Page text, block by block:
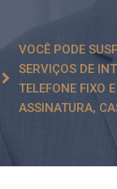
VOCÊ PODE
SERVIÇOS DE
TELEFONE FIXO
ASSINATURA,